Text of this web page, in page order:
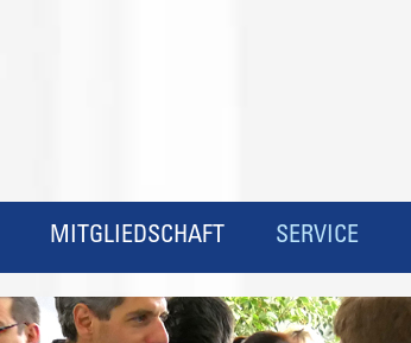
MITGLIEDSCHAFT SERVICE